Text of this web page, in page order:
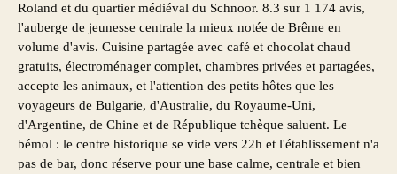
Roland et du quartier médiéval du Schnoor. 8.3 sur 1 174 avis,
l'auberge de jeunesse centrale la mieux notée de Brême en
volume d'avis. Cuisine partagée avec café et chocolat chaud
gratuits, électroménager complet, chambres privées et partagées,
accepte les animaux, et l'attention des petits hôtes que les
voyageurs de Bulgarie, d'Australie, du Royaume-Uni,
d'Argentine, de Chine et de République tchèque saluent. Le
bémol : le centre historique se vide vers 22h et l'établissement n'a
pas de bar, donc réserve pour une base calme, centrale et bien